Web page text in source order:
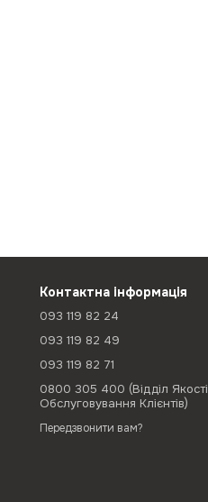
Контактна інформація
093 119 82 24
093 119 82 49
093 119 82 71
0800 305 400 (Відділ Якості
Обслуговування Клієнтів)
Передзвонити вам?